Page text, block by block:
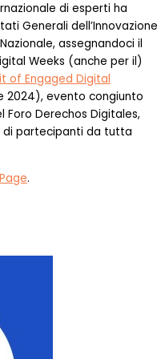
di esperti ha
Generali dell’Innovazione
assegnandoci il
Weeks (anche per il)
of Engaged Digital
2024), evento congiunto
Foro Derechos Digitales,
di partecipanti da tutta
.